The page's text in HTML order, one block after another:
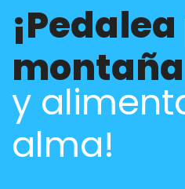
montaña
y
alma!